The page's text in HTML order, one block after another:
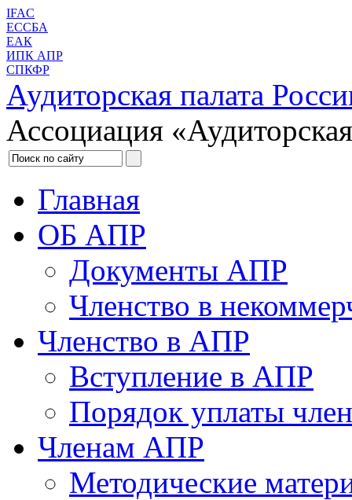
IFAC
ЕССБА
ЕАК
ИПК АПР
СПКФР
Аудиторская палата
Ассоциация
Главная
ОБ АПР
Документы АПР
Членство в
Членство в АПР
Вступление в АПР
Порядок уплаты
Членам АПР
Методические